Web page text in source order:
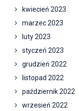
kwiecień 2023
marzec 2023
luty 2023
styczeń 2023
grudzień 2022
listopad 2022
październik 2022
wrzesień 2022